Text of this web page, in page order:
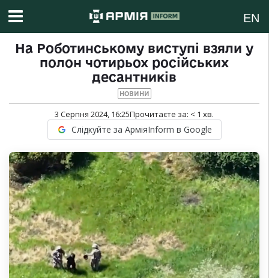
EN
На Роботинському виступі взяли у
полон чотирьох російських
десантників
НОВИНИ
3 Серпня 2024, 16:25Прочитаєте за: < 1 хв.
Слідкуйте за АрміяInform в Google